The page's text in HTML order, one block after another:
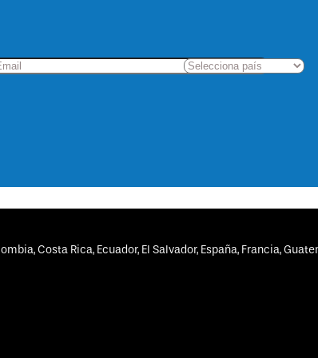
Costa Rica, Ecuador, El Salvador, España, Francia,